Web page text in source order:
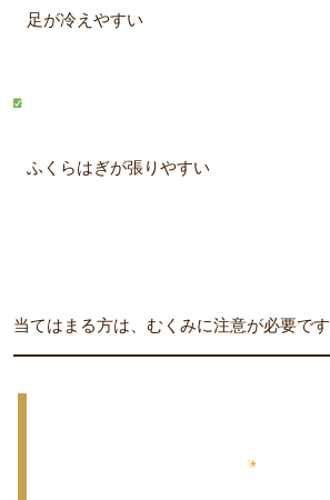
足が冷えやすい
ふくらはぎが張りやすい
当てはまる方は、むくみに注意が必要です